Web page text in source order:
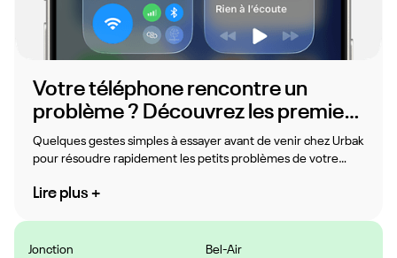
Votre téléphone rencontre un
problème ? Découvrez les premiers
gestes à effectuer avant de venir
chez Urbak
Quelques gestes simples à essayer avant de venir chez Urbak
pour résoudre rapidement les petits problèmes de votre
Lire plus +
Jonction
Bel-Air